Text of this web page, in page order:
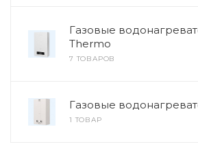
Газовые
Thermo
7 ТОВАРОВ
Газовые
1 ТОВАР